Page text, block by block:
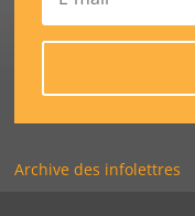
Archive des infolettres